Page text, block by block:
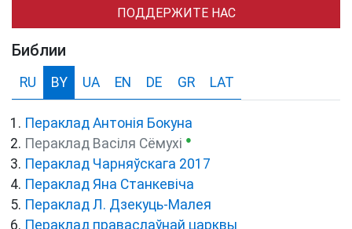
ПОДДЕРЖИТЕ НАС
Библии
RU BY UA EN DE GR LAT
Пераклад Антонія Бокуна
Пераклад Васіля Сёмухі ●
Пераклад Чарняўскага 2017
Пераклад Яна Станкевіча
Пераклад Л. Дзекуць-Малея
Пераклад праваслаўнай царквы